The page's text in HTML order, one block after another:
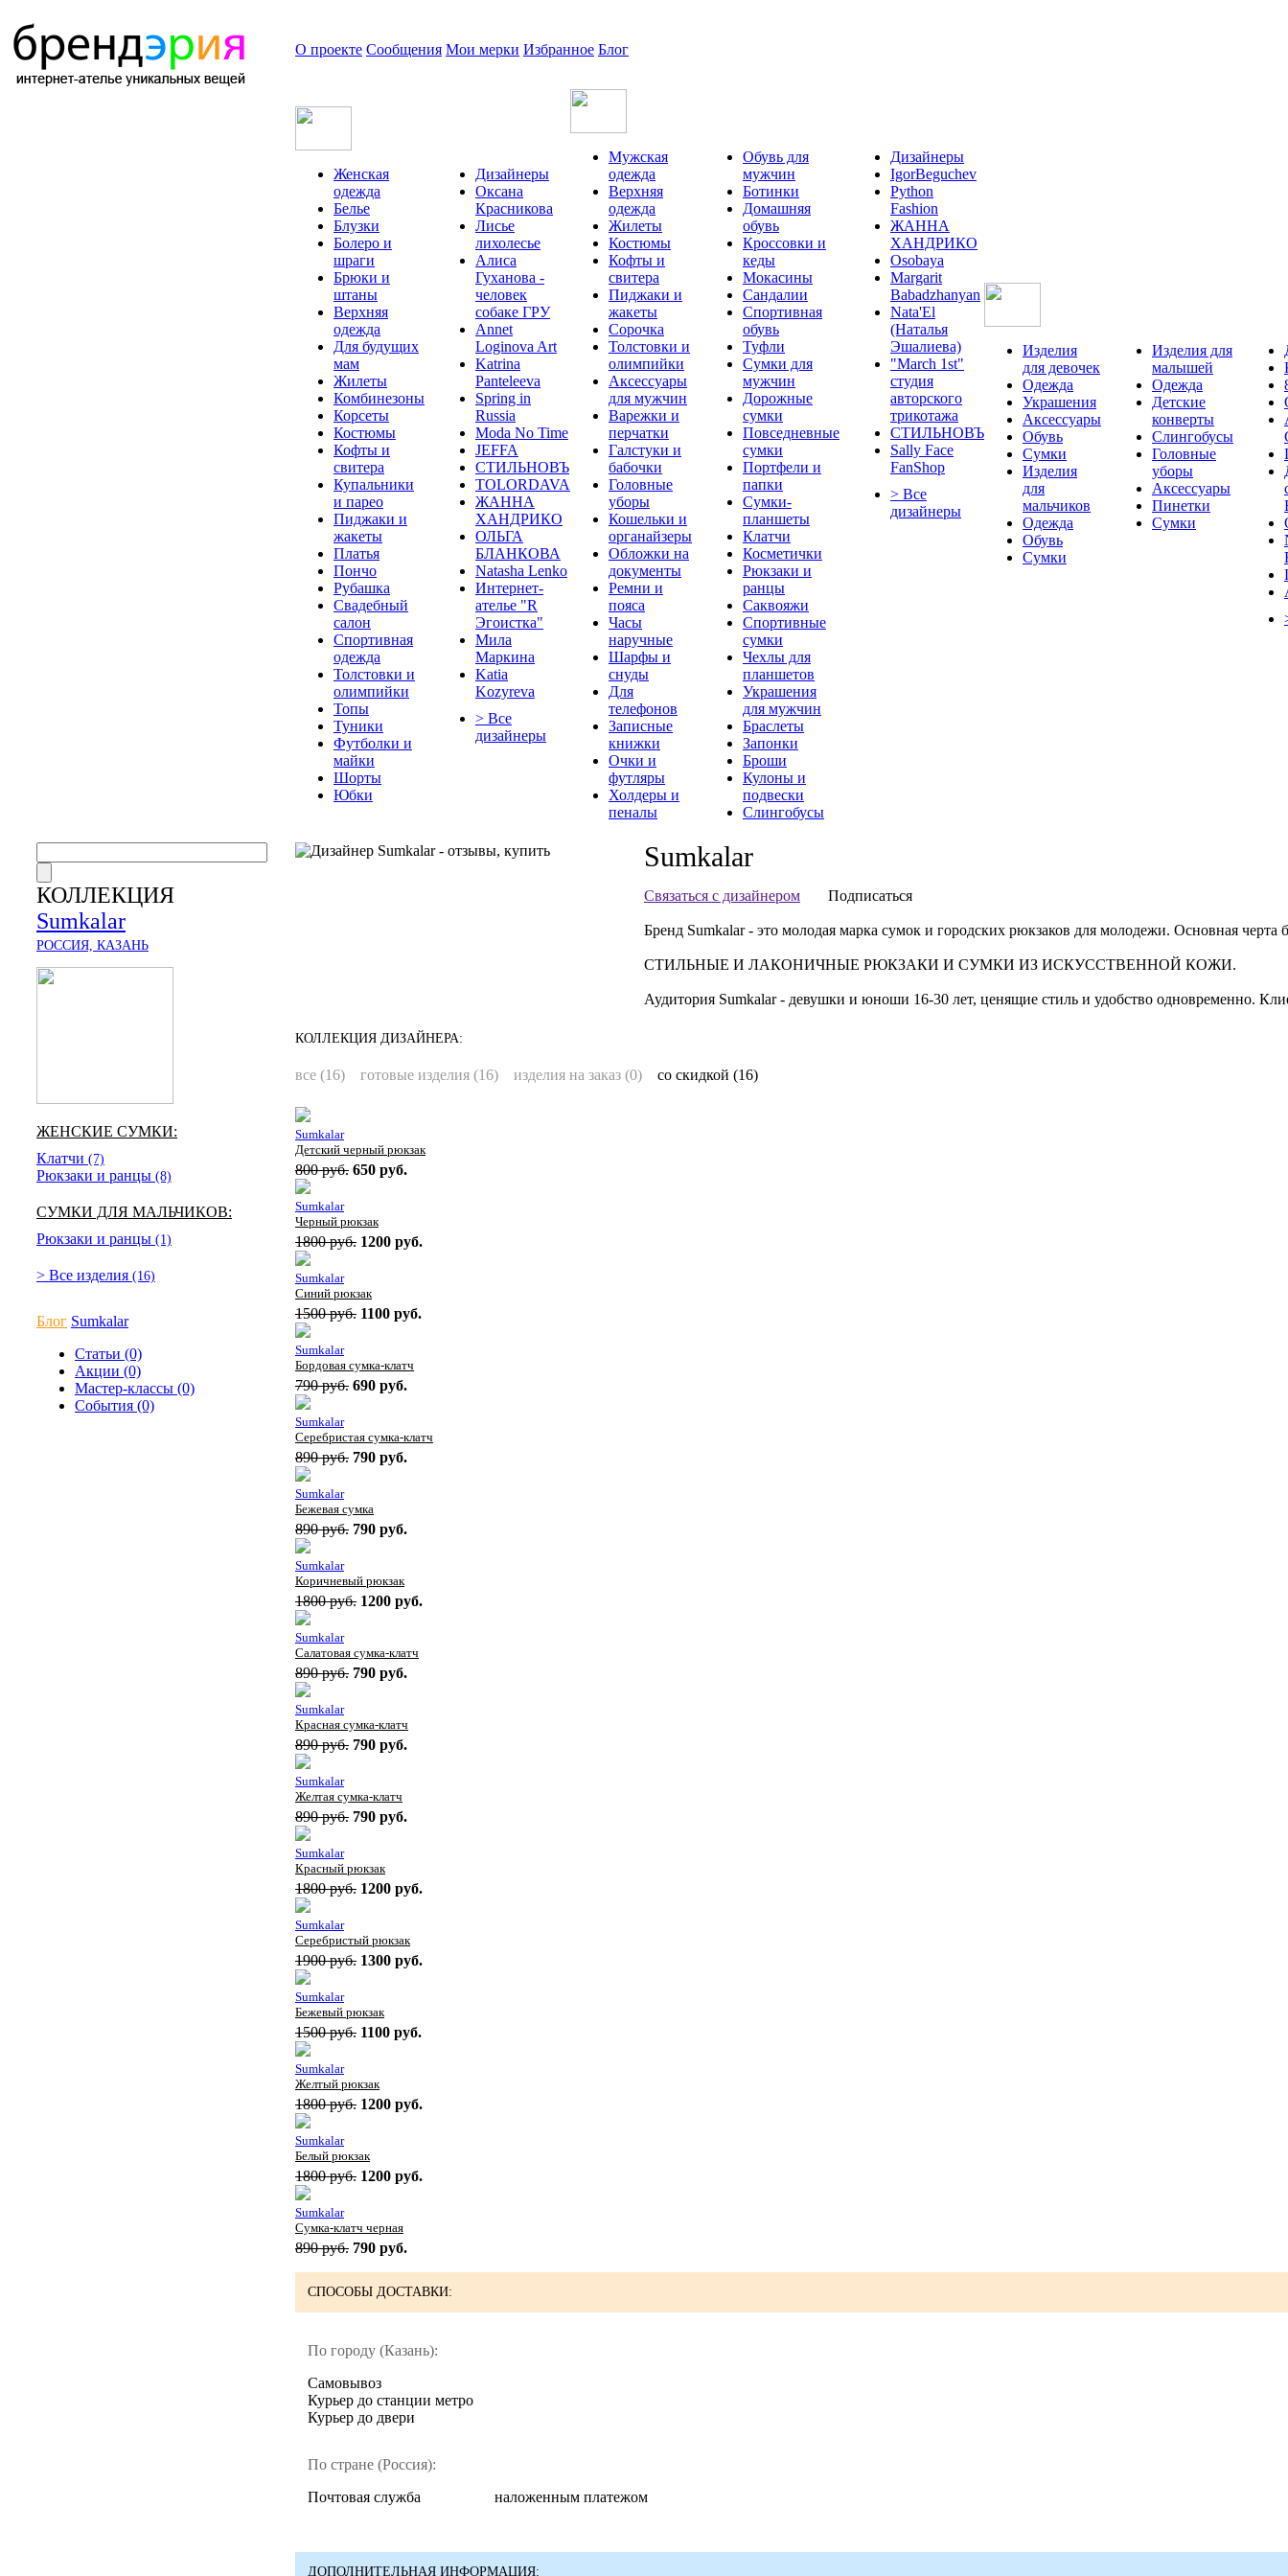
О проекте Сообщения Мои мерки Избранное Блог
Женская
одежда
Белье
Блузки
Болеро и
шраги
Брюки и
штаны
Верхняя
одежда
Для будущих
мам
Жилеты
Комбинезоны
Корсеты
Костюмы
Кофты и
свитера
Купальники
и парео
Пиджаки и
жакеты
Платья
Пончо
Рубашка
Свадебный
салон
Спортивная
одежда
Толстовки и
олимпийки
Топы
Туники
Футболки и
майки
Шорты
Юбки
Дизайнеры
Оксана
Красникова
Лисье
лихолесье
Алиса
Гуханова -
человек
собаке ГРУ
Annet
Loginova Art
Katrina
Panteleeva
Spring in
Russia
Moda No Time
JEFFA
СТИЛЬНОВЪ
TOLORDAVA
ЖАННА
ХАНДРИКО
ОЛЬГА
БЛАНКОВА
Natasha Lenko
Интернет-
ателье "R
Эгоистка"
Мила
Маркина
Katia
Kozyreva
> Все
дизайнеры
Мужская
одежда
Верхняя
одежда
Жилеты
Костюмы
Кофты и
свитера
Пиджаки и
жакеты
Сорочка
Толстовки и
олимпийки
Аксессуары
для мужчин
Варежки и
перчатки
Галстуки и
бабочки
Головные
уборы
Кошельки и
органайзеры
Обложки на
документы
Ремни и
пояса
Часы
наручные
Шарфы и
снуды
Для
телефонов
Записные
книжки
Очки и
футляры
Холдеры и
пеналы
Обувь для
мужчин
Ботинки
Домашняя
обувь
Кроссовки и
кеды
Мокасины
Сандалии
Спортивная
обувь
Туфли
Сумки для
мужчин
Дорожные
сумки
Повседневные
сумки
Портфели и
папки
Сумки-
планшеты
Клатчи
Косметички
Рюкзаки и
ранцы
Саквояжи
Спортивные
сумки
Чехлы для
планшетов
Украшения
для мужчин
Браслеты
Запонки
Броши
Кулоны и
подвески
Слингобусы
Дизайнеры
IgorBeguchev
Python
Fashion
ЖАННА
ХАНДРИКО
Osobaya
Margarit
Babadzhanyan
Nata'El
(Наталья
Эшалиева)
"March 1st"
студия
авторского
трикотажа
СТИЛЬНОВЪ
Sally Face
FanShop
> Все
дизайнеры
Изделия
для девочек
Одежда
Украшения
Аксессуары
Обувь
Сумки
Изделия
для
мальчиков
Одежда
Обувь
Сумки
Изделия для
малышей
Одежда
Детские
конверты
Слингобусы
Головные
уборы
Аксессуары
Пинетки
Сумки
КОЛЛЕКЦИЯ
Sumkalar
РОССИЯ, КАЗАНЬ
ЖЕНСКИЕ СУМКИ:
Клатчи (7)
Рюкзаки и ранцы (8)
СУМКИ ДЛЯ МАЛЬЧИКОВ:
Рюкзаки и ранцы (1)
> Все изделия (16)
Блог Sumkalar
Статьи (0)
Акции (0)
Мастер-классы (0)
События (0)
Sumkalar
Связаться с дизайнером Подписаться
Бренд Sumkalar - это молодая марка сумок и городских рюкзаков для молодежи. Основная
СТИЛЬНЫЕ И ЛАКОНИЧНЫЕ РЮКЗАКИ И СУМКИ ИЗ ИСКУССТВЕННОЙ КОЖИ.
Аудитория Sumkalar - девушки и юноши 16-30 лет, ценящие стиль и удобство одновременно.
КОЛЛЕКЦИЯ ДИЗАЙНЕРА:
все (16) готовые изделия (16) изделия на заказ (0) со скидкой (16)
Sumkalar
Детский черный рюкзак
800 руб. 650 руб.
Sumkalar
Черный рюкзак
1800 руб. 1200 руб.
Sumkalar
Синий рюкзак
1500 руб. 1100 руб.
Sumkalar
Бордовая сумка-клатч
790 руб. 690 руб.
Sumkalar
Серебристая сумка-клатч
890 руб. 790 руб.
Sumkalar
Бежевая сумка
890 руб. 790 руб.
Sumkalar
Коричневый рюкзак
1800 руб. 1200 руб.
Sumkalar
Салатовая сумка-клатч
890 руб. 790 руб.
Sumkalar
Красная сумка-клатч
890 руб. 790 руб.
Sumkalar
Желтая сумка-клатч
890 руб. 790 руб.
Sumkalar
Красный рюкзак
1800 руб. 1200 руб.
Sumkalar
Серебристый рюкзак
1900 руб. 1300 руб.
Sumkalar
Бежевый рюкзак
1500 руб. 1100 руб.
Sumkalar
Желтый рюкзак
1800 руб. 1200 руб.
Sumkalar
Белый рюкзак
1800 руб. 1200 руб.
Sumkalar
Сумка-клатч черная
890 руб. 790 руб.
СПОСОБЫ ДОСТАВКИ:
По городу (Казань):
Cамовывоз
Курьер до станции метро
Курьер до двери
По стране (Россия):
Почтовая служба
наложенным платежом
ДОПОЛНИТЕЛЬНАЯ ИНФОРМАЦИЯ: